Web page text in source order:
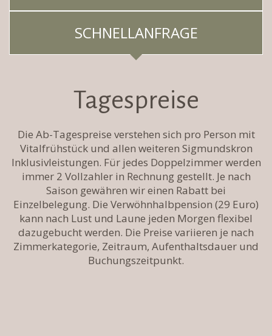
SCHNELLANFRAGE
Tagespreise
Die Ab-Tagespreise verstehen sich pro Person mit
Vitalfrühstück und allen weiteren Sigmundskron
Inklusivleistungen. Für jedes Doppelzimmer werden
immer 2 Vollzahler in Rechnung gestellt. Je nach
Saison gewähren wir einen Rabatt bei
Einzelbelegung. Die Verwöhnhalbpension (29 Euro)
kann nach Lust und Laune jeden Morgen flexibel
dazugebucht werden. Die Preise variieren je nach
Zimmerkategorie, Zeitraum, Aufenthaltsdauer und
Buchungszeitpunkt.